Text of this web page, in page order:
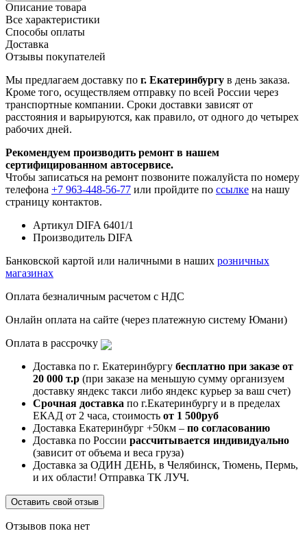
Описание товара
Все характеристики
Способы оплаты
Доставка
Отзывы покупателей
Мы предлагаем доставку по г. Екатеринбургу в день заказа.
Кроме того, осуществляем отправку по всей России через
транспортные компании. Сроки доставки зависят от
расстояния и варьируются, как правило, от одного до четырех
рабочих дней.
Рекомендуем производить ремонт в нашем
сертифицированном автосервисе.
Чтобы записаться на ремонт позвоните пожалуйста по номеру
телефона +7 963-448-56-77 или пройдите по ссылке на нашу
страницу контактов.
Артикул DIFA 6401/1
Производитель DIFA
Банковской картой или наличными в наших розничных
магазинах
Оплата безналичным расчетом с НДС
Онлайн оплата на сайте (через платежную систему Юмани)
Оплата в рассрочку
Доставка по г. Екатеринбургу бесплатно при заказе от
20 000 т.р (при заказе на меньшую сумму организуем
доставку яндекс такси либо яндекс курьер за ваш счет)
Срочная доставка по г.Екатеринбургу и в пределах
ЕКАД от 2 часа, стоимость от 1 500руб
Доставка Екатеринбург +50км – по согласованию
Доставка по России рассчитывается индивидуально
(зависит от объема и веса груза)
Доставка за ОДИН ДЕНЬ, в Челябинск, Тюмень, Пермь,
и их области! Отправка ТК ЛУЧ.
Оставить свой отзыв
Отзывов пока нет